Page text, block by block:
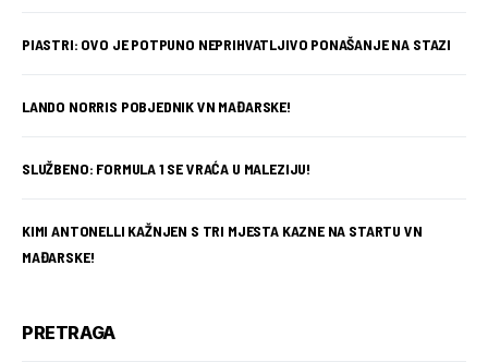
PIASTRI: OVO JE POTPUNO NEPRIHVATLJIVO PONAŠANJE NA STAZI
LANDO NORRIS POBJEDNIK VN MAĐARSKE!
SLUŽBENO: FORMULA 1 SE VRAĆA U MALEZIJU!
KIMI ANTONELLI KAŽNJEN S TRI MJESTA KAZNE NA STARTU VN
MAĐARSKE!
PRETRAGA